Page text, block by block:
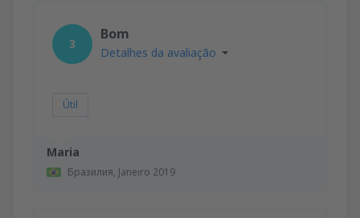
Maria
Бразилия, Janeiro 2019
3
Bom
Detalhes da avaliação
Útil